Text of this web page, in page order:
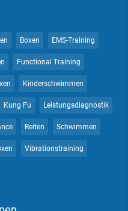
Boxen EMS-Training
Functional Training
Kinderschwimmen
Kung Fu Leistungsdiagnostik
Reiten Schwimmen
Vibrationstraining